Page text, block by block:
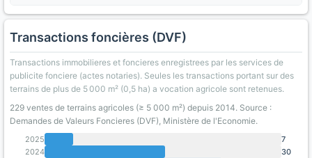
Transactions foncières (DVF)
Transactions immobilieres et foncieres enregistrees par les services de
publicite fonciere (actes notaries). Seules les transactions portant sur des
terrains de plus de 5 000 m² (0,5 ha) a vocation agricole sont retenues.
229 ventes de terrains agricoles (≥ 5 000 m²) depuis 2014. Source :
Demandes de Valeurs Foncieres (DVF), Ministère de l'Economie.
2025
7
2024
30